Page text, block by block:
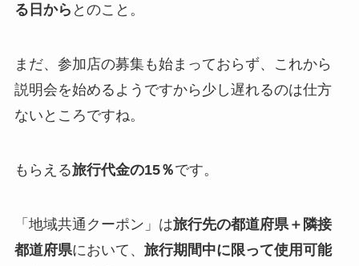
る日から とのこと。
まだ、参加店の募集も始まっておらず、これから
説明会を始めるようですから少し遅れるのは仕方
ないところですね。
もらえる旅行代金の15％です。
「地域共通クーポン」は旅行先の都道府県＋隣接
都道府県において、 旅行期間中に限って使用可能